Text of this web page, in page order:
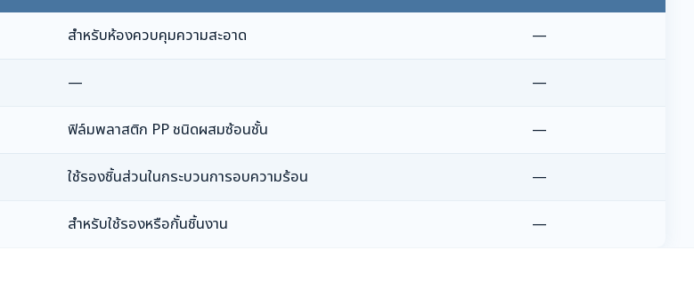
สำหรับห้องควบคุมความสะอาด —
— —
ฟิล์มพลาสติก PP ชนิดผสมซ้อนชั้น —
ใช้รองชิ้นส่วนในกระบวนการอบความร้อน —
สำหรับใช้รองหรือกั้นชิ้นงาน —